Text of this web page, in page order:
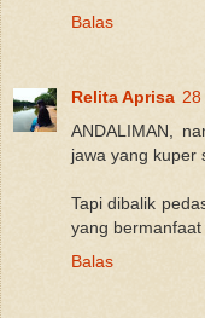
Balas
Relita Aprisa
ANDALIMAN,
jawa yang kuper
Tapi dibalik
yang
Balas